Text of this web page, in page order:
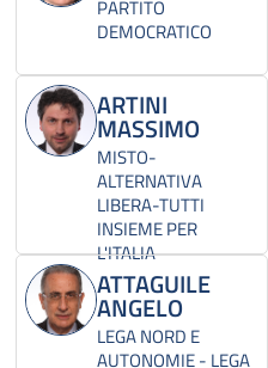
PARTITO
DEMOCRATICO
ARTINI
MASSIMO
MISTO-
ALTERNATIVA
LIBERA-TUTTI
INSIEME PER
L'ITALIA
ATTAGUILE
ANGELO
LEGA NORD E
AUTONOMIE - LEGA